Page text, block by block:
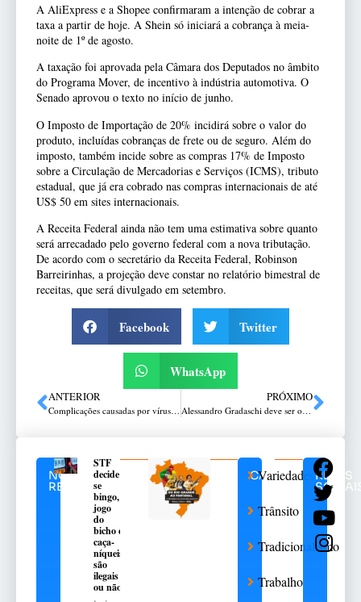
A AliExpress e a Shopee confirmaram a intenção de cobrar a
taxa a partir de hoje. A Shein só iniciará a cobrança à meia-
noite de 1º de agosto.
A taxação foi aprovada pela Câmara dos Deputados no âmbito
do Programa Mover, de incentivo à indústria automotiva. O
Senado aprovou o texto no início de junho.
O Imposto de Importação de 20% incidirá sobre o valor do
produto, incluídas cobranças de frete ou de seguro. Além do
imposto, também incide sobre as compras 17% de Imposto
sobre a Circulação de Mercadorias e Serviços (ICMS), tributo
estadual, que já era cobrado nas compras internacionais de até
US$ 50 em sites internacionais.
A Receita Federal ainda não tem uma estimativa sobre quanto
será arrecadado pelo governo federal com a nova tributação.
De acordo com o secretário da Receita Federal, Robinson
Barreirinhas, a projeção deve constar no relatório bimestral de
receitas, que será divulgado em setembro.
Facebook Twitter
WhatsApp
ANTERIOR
Complicações causadas por vírus sincicial respiratório crescem em 2024
PRÓXIMO
Alessandro Gradaschi deve ser o novo presidente do MTG
NOTÍCIAS
RELACIONADAS
STF
decide
se
bingo,
jogo
do
bicho e
caça-
níqueis
são
ilegais
ou não
CATEGORIAS
Variedades
Trânsito
Tradicionalismo
Trabalho
REDES